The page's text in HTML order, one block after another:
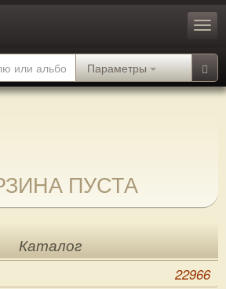
Параметры
ПУСТА
Каталог
22966